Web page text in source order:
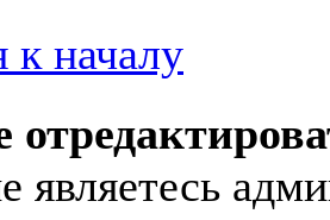
к началу
являетесь